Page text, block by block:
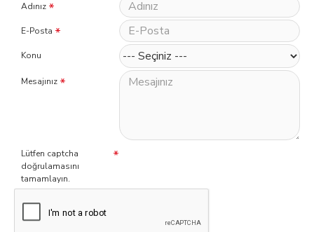
Adınız
E-Posta
Konu
Mesajınız
Lütfen captcha
doğrulamasını
tamamlayın.